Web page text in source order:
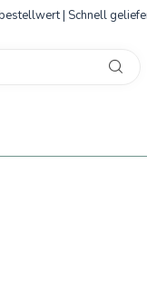
| Schnell